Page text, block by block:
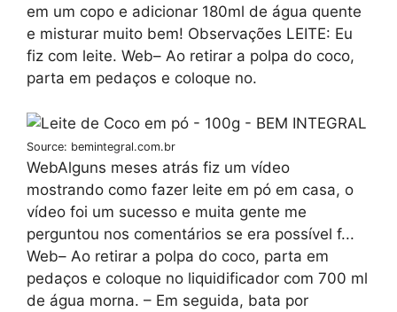
em um copo e adicionar 180ml de água quente
e misturar muito bem! Observações LEITE: Eu
fiz com leite. Web– Ao retirar a polpa do coco,
parta em pedaços e coloque no.
Source: bemintegral.com.br
WebAlguns meses atrás fiz um vídeo
mostrando como fazer leite em pó em casa, o
vídeo foi um sucesso e muita gente me
perguntou nos comentários se era possível f...
Web– Ao retirar a polpa do coco, parta em
pedaços e coloque no liquidificador com 700 ml
de água morna. – Em seguida, bata por